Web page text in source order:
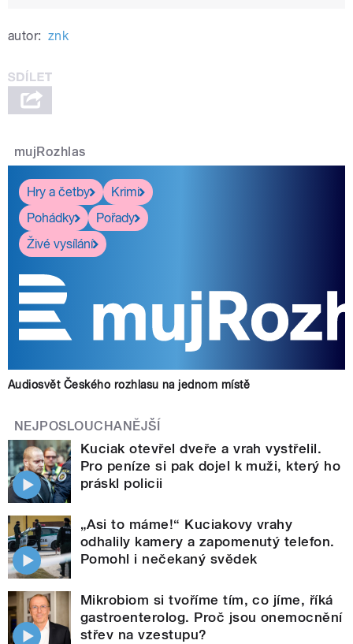
autor: znk
mujRozhlas
Hry a četby
Krimi
Pohádky
Pořady
Živé vysílání
Audiosvět Českého rozhlasu na jednom místě
NEJPOSLOUCHANĚJŠÍ
Kuciak otevřel dveře a vrah vystřelil.
Pro peníze si pak dojel k muži, který ho
práskl policii
„Asi to máme!“ Kuciakovy vrahy
odhalily kamery a zapomenutý telefon.
Pomohl i nečekaný svědek
Mikrobiom si tvoříme tím, co jíme, říká
gastroenterolog. Proč jsou onemocnění
střev na vzestupu?